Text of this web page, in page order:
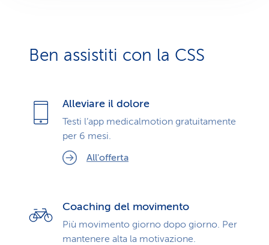
Ben assistiti con la CSS
Alleviare il dolore
Testi l’app medicalmotion gratuitamente
per 6 mesi.
All'offerta
Coaching del movimento
Più movimento giorno dopo giorno. Per
mantenere alta la motivazione.